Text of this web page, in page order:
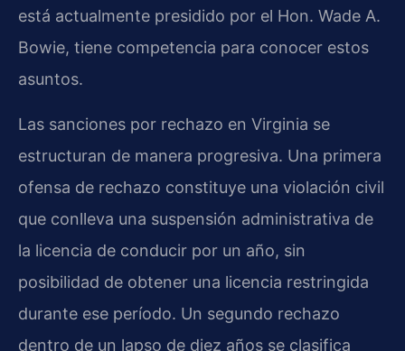
está actualmente presidido por el Hon. Wade A.
Bowie, tiene competencia para conocer estos
asuntos.
Las sanciones por rechazo en Virginia se
estructuran de manera progresiva. Una primera
ofensa de rechazo constituye una violación civil
que conlleva una suspensión administrativa de
la licencia de conducir por un año, sin
posibilidad de obtener una licencia restringida
durante ese período. Un segundo rechazo
dentro de un lapso de diez años se clasifica